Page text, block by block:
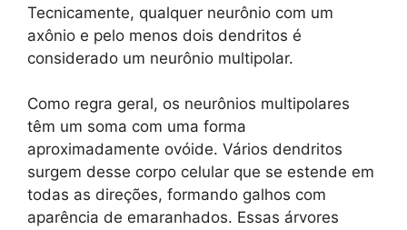
Tecnicamente, qualquer neurônio com um
axônio e pelo menos dois dendritos é
considerado um neurônio multipolar.
Como regra geral, os neurônios multipolares
têm um soma com uma forma
aproximadamente ovóide. Vários dendritos
surgem desse corpo celular que se estende em
todas as direções, formando galhos com
aparência de emaranhados. Essas árvores